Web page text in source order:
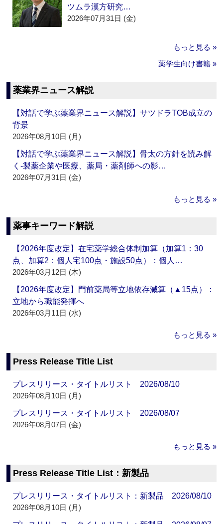
ツムラ漢方研究…
2026年07月31日 (金)
もっと見る »
薬学生向け書籍 »
薬業界ニュース解説
【対話で学ぶ薬業界ニュース解説】サツドラTOB成立の
背景
2026年08月10日 (月)
【対話で学ぶ薬業界ニュース解説】骨太の方針を読み解
く‐製薬企業や医療、薬局・薬剤師への影…
2026年07月31日 (金)
もっと見る »
薬事キーワード解説
【2026年度改定】在宅薬学総合体制加算（加算1：30
点、加算2：個人宅100点・施設50点）：個人…
2026年03月12日 (木)
【2026年度改定】門前薬局等立地依存減算（▲15点）：
立地から職能発揮へ
2026年03月11日 (水)
もっと見る »
Press Release Title List
プレスリリース・タイトルリスト 2026/08/10
2026年08月10日 (月)
プレスリリース・タイトルリスト 2026/08/07
2026年08月07日 (金)
もっと見る »
Press Release Title List：新製品
プレスリリース・タイトルリスト：新製品 2026/08/10
2026年08月10日 (月)